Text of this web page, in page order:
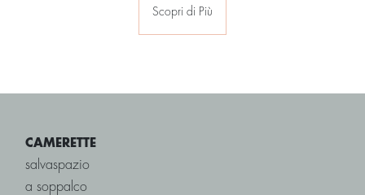
Scopri di Più
CAMERETTE
salvaspazio
a soppalco